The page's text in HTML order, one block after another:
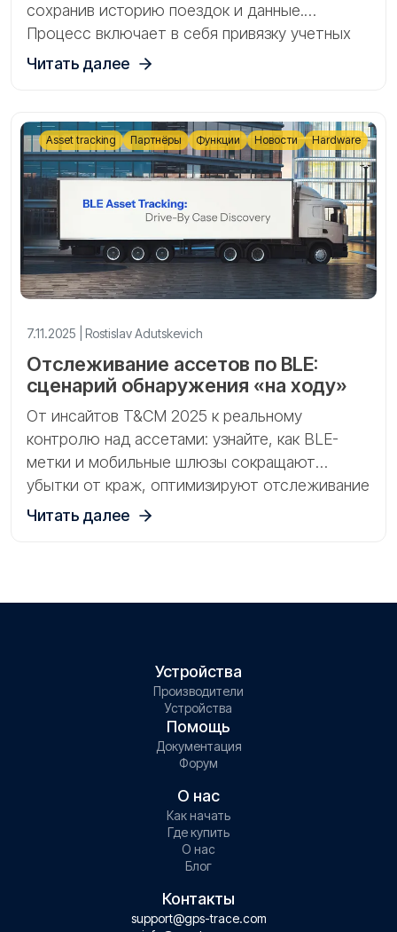
сохранив историю поездок и данные.
Процесс включает в себя привязку учетных
записей к GPS-Trace Console, включение
Читать далее
7.11.2025 | Rostislav Adutskevich
Отслеживание ассетов по BLE:
сценарий обнаружения «на ходу»
От инсайтов T&CM 2025 к реальному
контролю над ассетами: узнайте, как BLE-
метки и мобильные шлюзы сокращают
убытки от краж, оптимизируют отслеживание
арендованного оборудования и реализуют
Читать далее
Asset tracking Партнёры Функции Новости Hardware
Устройства
Производители
Устройства
Помощь
Документация
Форум
О нас
Как начать
Где купить
О нас
Блог
Контакты
support@gps-trace.com